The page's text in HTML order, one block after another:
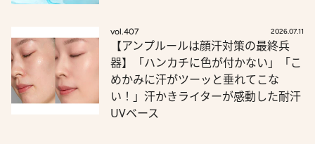
vol.407 2026.07.11
【アンプルールは顔汗対策の最終兵
器】「ハンカチに色が付かない」「こ
めかみに汗がツーッと垂れてこな
い！」汗かきライターが感動した耐汗
UVベース